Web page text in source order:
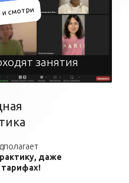
смотри
даже
тарифах!
занятия